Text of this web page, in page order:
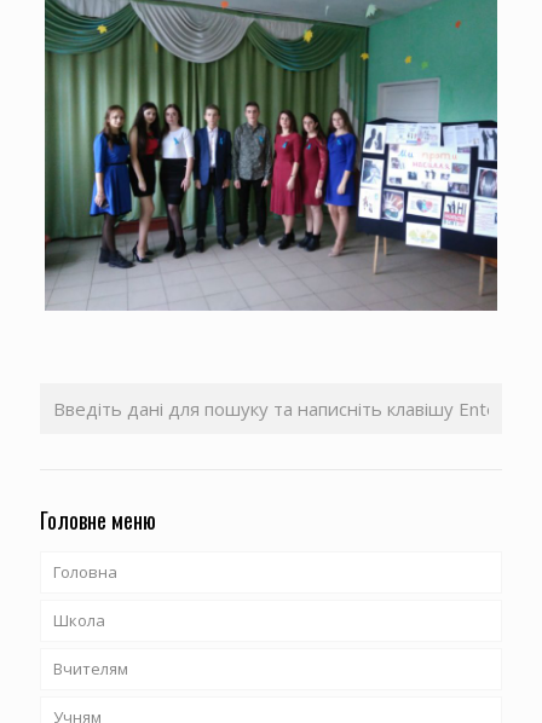
Головне меню
Головна
Школа
Наші вчителі
Історія школи
Вчителям
Методична робота
Учням